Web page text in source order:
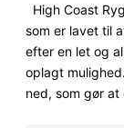
High Coast
som er lavet til
efter en let og
oplagt
ned, som gør